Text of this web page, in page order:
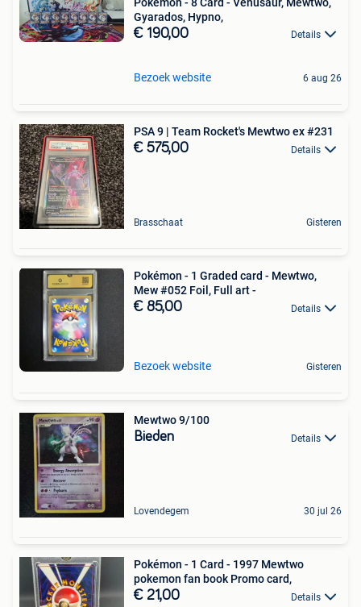
Gyarados, Hypno,
€ 190,00 Details
Bezoek website 6 aug 26
PSA 9 | Team Rocket's Mewtwo ex #231
€ 575,00 Details
Brasschaat Gisteren
Pokémon - 1 Graded card - Mewtwo,
Mew #052 Foil, Full art -
€ 85,00 Details
Bezoek website Gisteren
Mewtwo 9/100
Bieden Details
Lovendegem 30 jul 26
Pokémon - 1 Card - 1997 Mewtwo
pokemon fan book Promo card,
€ 21,00 Details